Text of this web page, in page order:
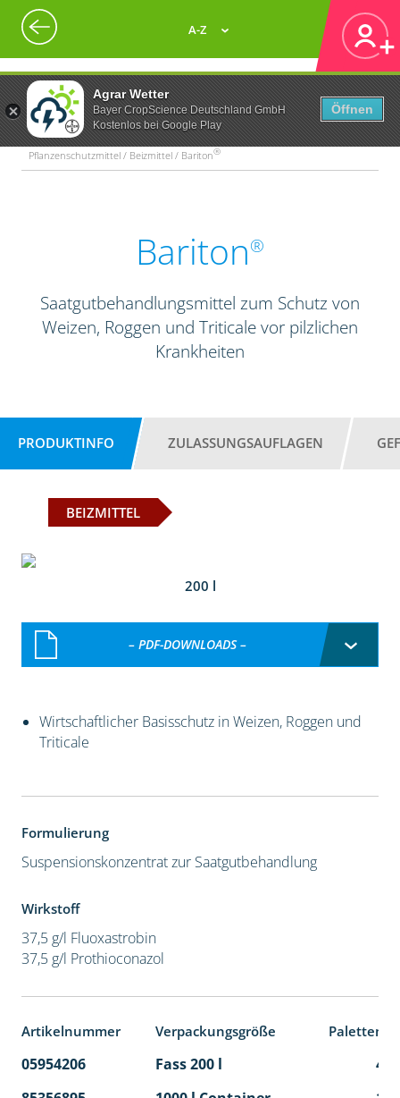
Agrar Wetter
Bayer CropScience Deutschland GmbH
Kostenlos bei Google Play
Öffnen
A-Z
Pflanzenschutzmittel / Beizmittel / Bariton®
Bariton®
Saatgutbehandlungsmittel zum Schutz von
Weizen, Roggen und Triticale vor pilzlichen
Krankheiten
PRODUKTINFO ZULASSUNGSAUFLAGEN
BEIZMITTEL
200 l
– PDF-DOWNLOADS –
Wirtschaftlicher Basisschutz in Weizen, Roggen und
Triticale
Formulierung
Suspensionskonzentrat zur Saatgutbehandlung
Wirkstoff
37,5 g/l Fluoxastrobin
37,5 g/l Prothioconazol
Artikelnummer Verpackungsgröße
05954206 Fass 200 l
4